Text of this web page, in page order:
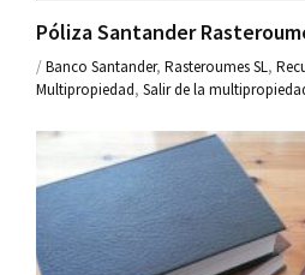
Póliza Santander
/Banco Santander, Rasteroumes SL,
Multipropiedad, Salir de la